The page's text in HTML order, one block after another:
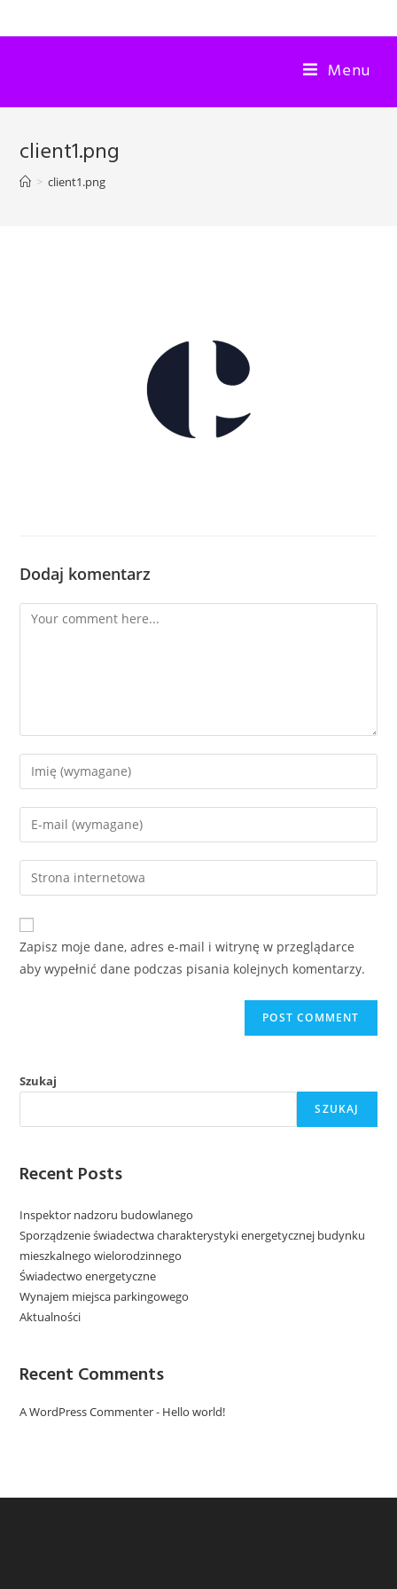
Menu
client1.png
> client1.png
Dodaj komentarz
Zapisz moje dane, adres e-mail i witrynę w przeglądarce
aby wypełnić dane podczas pisania kolejnych komentarzy.
Szukaj
SZUKAJ
Recent Posts
Inspektor nadzoru budowlanego
Sporządzenie świadectwa charakterystyki energetycznej budynku
mieszkalnego wielorodzinnego
Świadectwo energetyczne
Wynajem miejsca parkingowego
Aktualności
Recent Comments
A WordPress Commenter- Hello world!